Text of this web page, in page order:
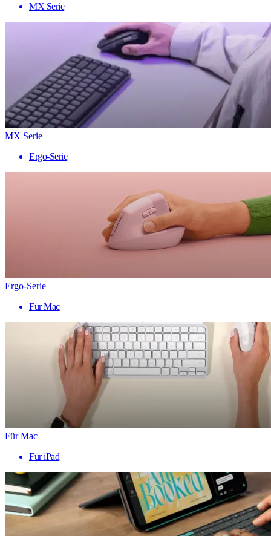
MX Serie
MX Serie
Ergo-Serie
Ergo-Serie
Für Mac
Für Mac
Für iPad